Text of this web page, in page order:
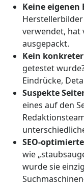
Keine eigenen
verwendet, hat
ausgepackt.
Kein
getestet
Eindrücke,
Suspekte
eines auf den
SEO-
wie
wurde sie